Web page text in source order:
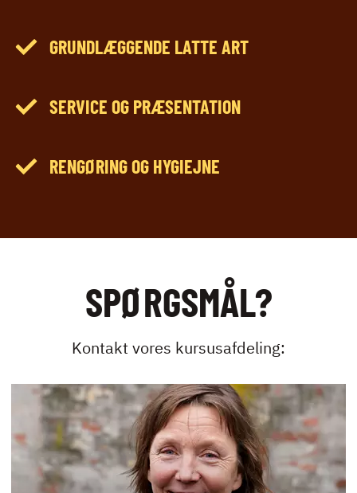
GRUNDLÆGGENDE LATTE ART
SERVICE OG PRÆSENTATION
RENGØRING OG HYGIEJNE
SPØRGSMÅL?
Kontakt vores kursusafdeling: